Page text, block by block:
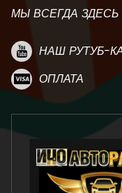
МЫ ВСЕГДА
НАШ РУТУБ-
ОПЛАТА